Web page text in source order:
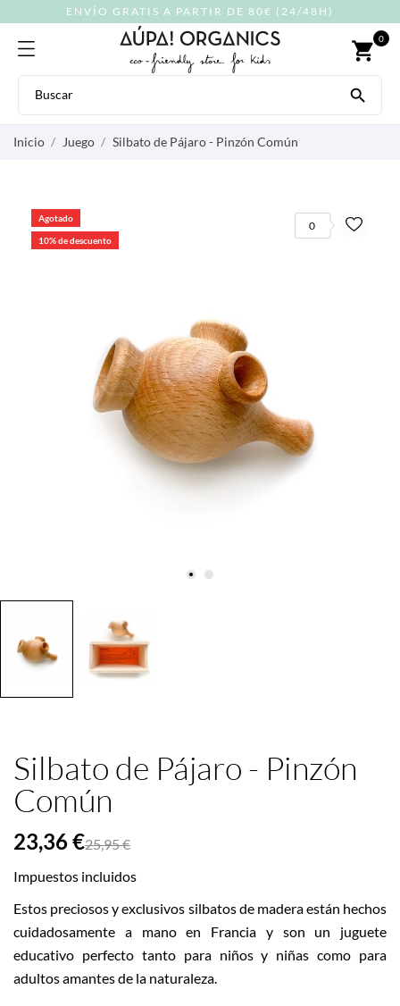
ENVÍO GRATIS A PARTIR DE 80€ (24/48H)
shopping_cart 0

Inicio Juego Silbato de Pájaro - Pinzón Común
Agotado
10% de descuento
0
Silbato de Pájaro - Pinzón
Común
23,36 €25,95 €
Impuestos incluidos
Estos preciosos y exclusivos silbatos de madera están hechos
cuidadosamente a mano en Francia y son un juguete
educativo perfecto tanto para niños y niñas como para
adultos amantes de la naturaleza.